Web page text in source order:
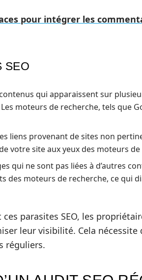
pour intégrer les
SEO
qui apparaissent sur
moteurs de recherche, tels que
liens provenant de sites non
votre site aux yeux des moteurs
qui ne sont pas liées à d’autres
des moteurs de recherche, ce qui
parasites SEO, les
leur visibilité. Cela nécessite
réguliers.